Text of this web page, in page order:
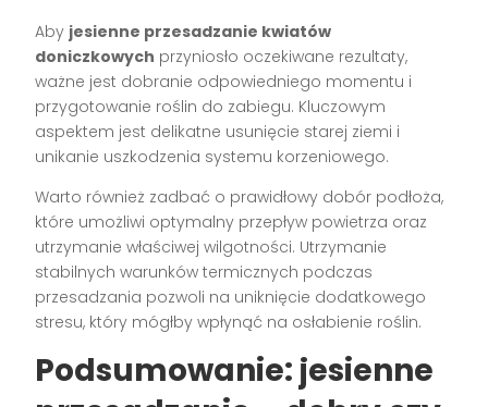
Aby jesienne przesadzanie kwiatów
doniczkowych przyniosło oczekiwane rezultaty,
ważne jest dobranie odpowiedniego momentu i
przygotowanie roślin do zabiegu. Kluczowym
aspektem jest delikatne usunięcie starej ziemi i
unikanie uszkodzenia systemu korzeniowego.
Warto również zadbać o prawidłowy dobór podłoża,
które umożliwi optymalny przepływ powietrza oraz
utrzymanie właściwej wilgotności. Utrzymanie
stabilnych warunków termicznych podczas
przesadzania pozwoli na uniknięcie dodatkowego
stresu, który mógłby wpłynąć na osłabienie roślin.
Podsumowanie: jesienne